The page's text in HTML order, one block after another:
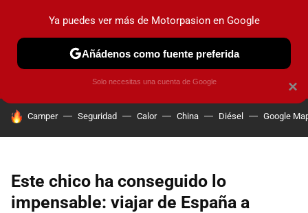
PRUEBAS COCHES ELÉCTRICOS OBSERVATORIO
HOY SE HABLA DE
Camper Seguridad Calor China Diésel Google
Este chico ha conseguido lo
impensable: viajar de España a
×
Ya puedes ver más de Motorpasion en Google
Añádenos como fuente preferida
Solo necesitas una cuenta de Google